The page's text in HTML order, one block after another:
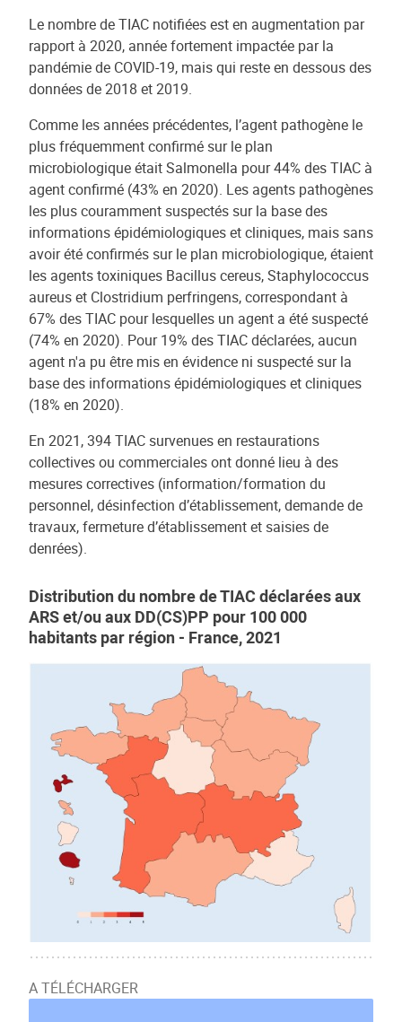
Le nombre de TIAC notifiées est en augmentation par
rapport à 2020, année fortement impactée par la
pandémie de COVID-19, mais qui reste en dessous des
données de 2018 et 2019.
Comme les années précédentes, l’agent pathogène le
plus fréquemment confirmé sur le plan
microbiologique était Salmonella pour 44% des TIAC à
agent confirmé (43% en 2020). Les agents pathogènes
les plus couramment suspectés sur la base des
informations épidémiologiques et cliniques, mais sans
avoir été confirmés sur le plan microbiologique, étaient
les agents toxiniques Bacillus cereus, Staphylococcus
aureus et Clostridium perfringens, correspondant à
67% des TIAC pour lesquelles un agent a été suspecté
(74% en 2020). Pour 19% des TIAC déclarées, aucun
agent n'a pu être mis en évidence ni suspecté sur la
base des informations épidémiologiques et cliniques
(18% en 2020).
En 2021, 394 TIAC survenues en restaurations
collectives ou commerciales ont donné lieu à des
mesures correctives (information/formation du
personnel, désinfection d’établissement, demande de
travaux, fermeture d’établissement et saisies de
denrées).
Distribution du nombre de TIAC déclarées aux
ARS et/ou aux DD(CS)PP pour 100 000
habitants par région - France, 2021
A TÉLÉCHARGER